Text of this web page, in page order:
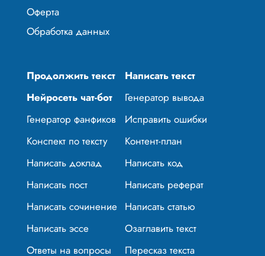
Оферта
Обработка данных
Продолжить текст
Написать текст
Нейросеть чат-бот
Генератор вывода
Генератор фанфиков
Исправить ошибки
Конспект по тексту
Контент-план
Написать доклад
Написать код
Написать пост
Написать реферат
Написать сочинение Написать статью
Написать эссе
Озаглавить текст
Ответы на вопросы
Пересказ текста